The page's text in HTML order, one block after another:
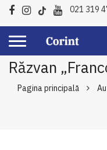
021 319
Răzvan
Pagina principală